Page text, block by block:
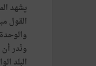
يشهد
القول
ونَدر
البلد